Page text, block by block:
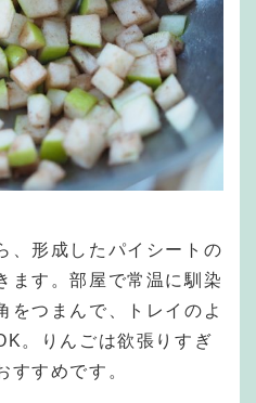
、形成したパイシートの
ます。部屋で常温に馴染
をつまんで、トレイのよ
。りんごは欲張りすぎ
すすめです。